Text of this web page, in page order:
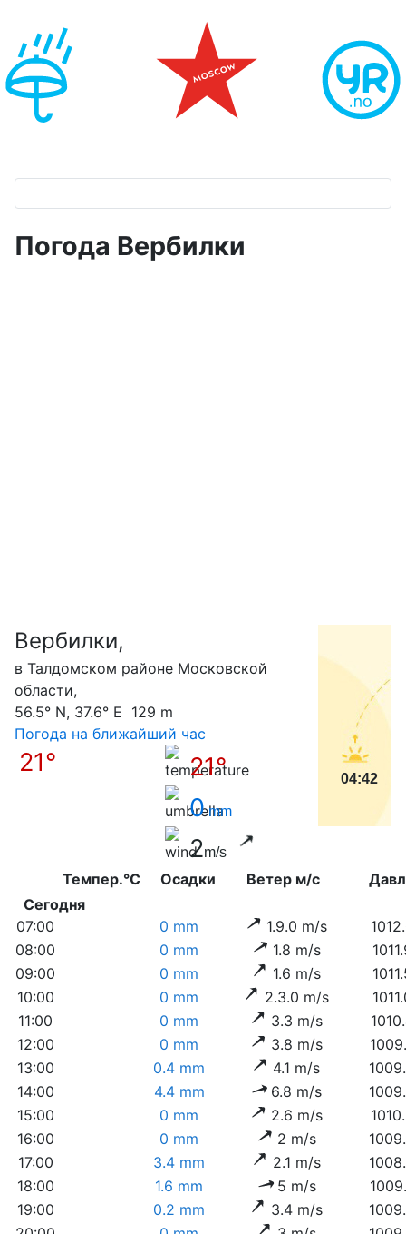
Погода Вербилки
Вербилки,
в Талдомском районе Московской
области,
56.5° N, 37.6° E 129 m
Погода на ближайший час
21°
21°
0mm
2m/s
04:42
Темпер.°C Осадки Ветер м/с
Сегодня
07:00
0 mm 1.9.0 m/s
08:00
0 mm 1.8 m/s
09:00
0 mm 1.6 m/s
10:00
0 mm 2.3.0 m/s
11:00
0 mm 3.3 m/s
12:00
0 mm 3.8 m/s
13:00
0.4 mm 4.1 m/s
14:00
4.4 mm 6.8 m/s
15:00
0 mm 2.6 m/s
16:00
0 mm 2 m/s
17:00
3.4 mm 2.1 m/s
18:00
1.6 mm 5 m/s
19:00
0.2 mm 3.4 m/s